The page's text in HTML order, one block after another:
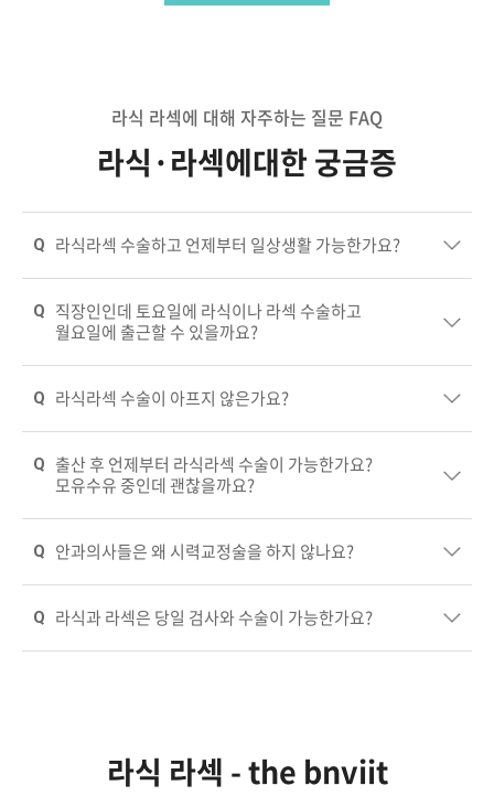
라식 라섹에 대해 자주하는 질문 FAQ
라식·라섹에대한 궁금증
라식라섹 수술하고 언제부터 일상생활 가능한가요?
직장인인데 토요일에 라식이나 라섹 수술하고
월요일에 출근할 수 있을까요?
라식라섹 수술이 아프지 않은가요?
출산 후 언제부터 라식라섹 수술이 가능한가요?
모유수유 중인데 괜찮을까요?
안과의사들은 왜 시력교정술을 하지 않나요?
라식과 라섹은 당일 검사와 수술이 가능한가요?
라식 라섹 - the bnviit